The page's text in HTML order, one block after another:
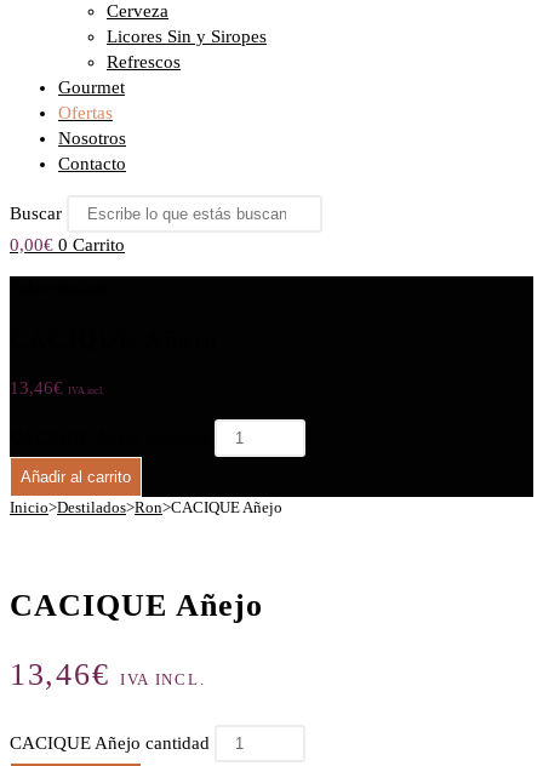
Cerveza
Licores Sin y Siropes
Refrescos
Gourmet
Ofertas
Nosotros
Contacto
Buscar
0,00€ 0 Carrito
13,46€ IVA incl.
Añadir al carrito
Inicio>Destilados>Ron>CACIQUE Añejo
CACIQUE Añejo
13,46€ IVA INCL.
CACIQUE Añejo cantidad